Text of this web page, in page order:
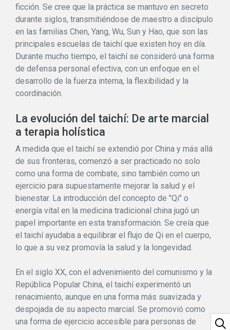
ficción. Se cree que la práctica se mantuvo en secreto
durante siglos, transmitiéndose de maestro a discípulo
en las familias Chen, Yang, Wu, Sun y Hao, que son las
principales escuelas de taichí que existen hoy en día.
Durante mucho tiempo, el taichí se consideró una forma
de defensa personal efectiva, con un enfoque en el
desarrollo de la fuerza interna, la flexibilidad y la
coordinación.
La evolución del taichí: De arte marcial
a terapia holística
A medida que el taichí se extendió por China y más allá
de sus fronteras, comenzó a ser practicado no solo
como una forma de combate, sino también como un
ejercicio para supuestamente mejorar la salud y el
bienestar. La introducción del concepto de "Qi" o
energía vital en la medicina tradicional china jugó un
papel importante en esta transformación. Se creía que
el taichí ayudaba a equilibrar el flujo de Qi en el cuerpo,
lo que a su vez promovía la salud y la longevidad.
En el siglo XX, con el advenimiento del comunismo y la
República Popular China, el taichí experimentó un
renacimiento, aunque en una forma más suavizada y
despojada de su aspecto marcial. Se promovió como
una forma de ejercicio accesible para personas de